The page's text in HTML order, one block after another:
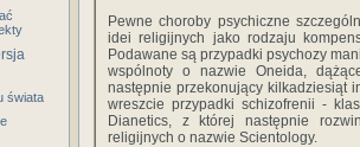
świata
Pewne choroby psychiczne
idei religijnych jako rodzaju
Podawane są przypadki psychozy
wspólnoty o nazwie Oneida,
następnie przekonujący kilkadziesiąt
wreszcie przypadki schizofrenii -
Dianetics, z której następnie
religijnych o nazwie Scientology.